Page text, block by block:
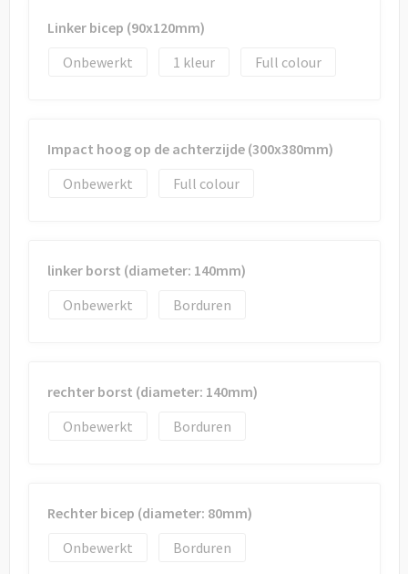
Linker bicep (90x120mm)
Onbewerkt
1 Full colour
Impact hoog op de achterzijde (300x380mm)
Onbewerkt
Full colour
linker borst (diameter: 140mm)
Onbewerkt
Borduren
rechter borst (diameter: 140mm)
Onbewerkt
Borduren
Rechter bicep (diameter: 80mm)
Onbewerkt
Borduren